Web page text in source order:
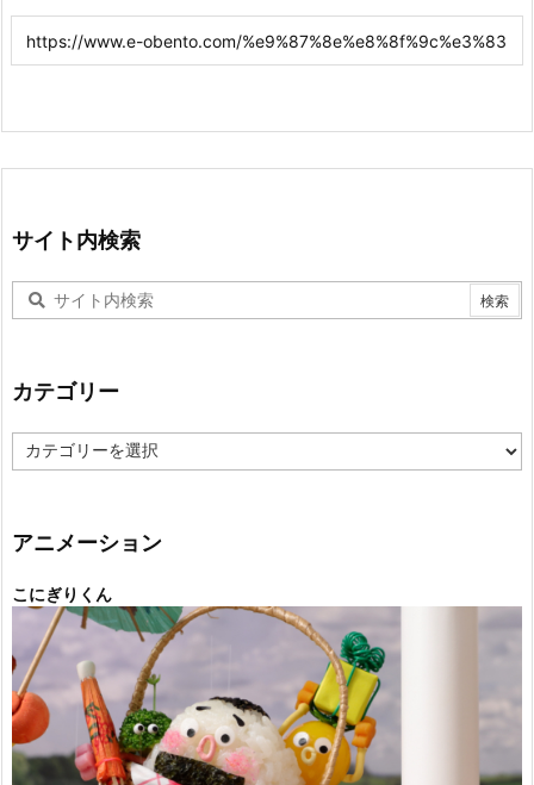
サイト内検索
カテゴリー
テ
ー
アニメーション
こにぎりくん